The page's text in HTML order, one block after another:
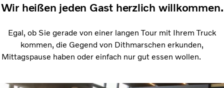
Wir heißen jeden Gast herzlich willkommen.
Egal, ob Sie gerade von einer langen Tour mit Ihrem Truck
kommen, die Gegend von Dithmarschen erkunden,
Mittagspause haben oder einfach nur gut essen wollen.